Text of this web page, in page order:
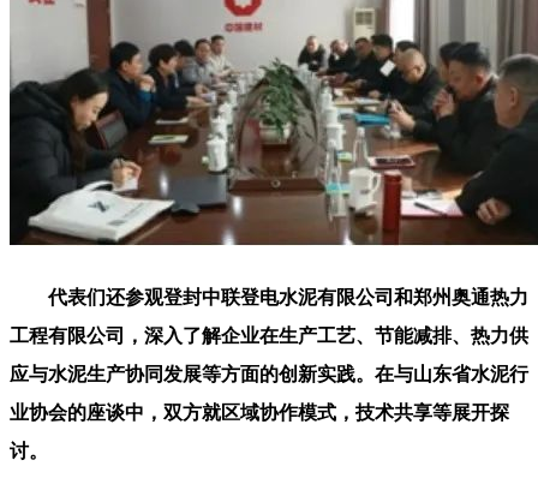
代表们还参观登封中联登电水泥有限公司和郑州奥通热力
工程有限公司，深入了解企业在生产工艺、节能减排、热力供
应与水泥生产协同发展等方面的创新实践。在与山东省水泥行
业协会的座谈中，双方就区域协作模式，技术共享等展开探
讨。